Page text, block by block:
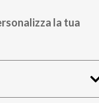
la tua